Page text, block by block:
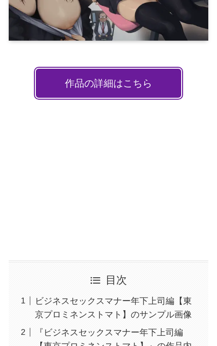
作品の詳細はこちら
目次
ビジネスセックスマナー年下上司編【東
京プロミネンストマト】のサンプル画像
『ビジネスセックスマナー年下上司編